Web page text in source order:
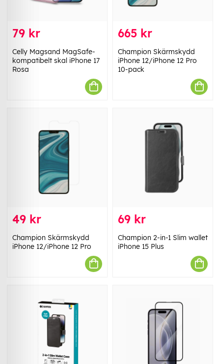
79 kr
Celly Magsand MagSafe-
kompatibelt skal iPhone 17
Rosa
665 kr
Champion Skärmskydd
iPhone 12/iPhone 12 Pro
10-pack
49 kr
Champion Skärmskydd
iPhone 12/iPhone 12 Pro
69 kr
Champion 2-in-1 Slim wallet
iPhone 15 Plus